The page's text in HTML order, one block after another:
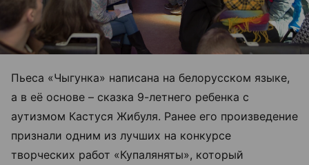
Пьеса «Чыгунка» написана на белорусском языке,
а в её основе – сказка 9-летнего ребенка с
аутизмом Кастуся Жибуля. Ранее его произведение
признали одним из лучших на конкурсе
творческих работ «Купаляняты», который